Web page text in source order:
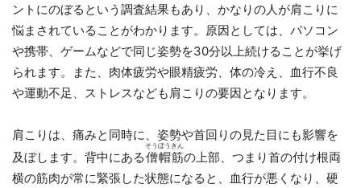
ントにのぼるという調査結果もあり、かなりの人が肩こりに
悩まされていることがわかります。原因としては、パソコン
や携帯、ゲームなどで同じ姿勢を30分以上続けることが挙げ
られます。また、肉体疲労や眼精疲労、体の冷え、血行不良
や運動不足、ストレスなども肩こりの要因となります。
肩こりは、痛みと同時に、姿勢や首回りの見た目にも影響を
及ぼします。背中にある僧帽筋
そうぼうきん
の上部、つまり首の付け根両
横の筋肉が常に緊張した状態になると、血行が悪くなり、硬